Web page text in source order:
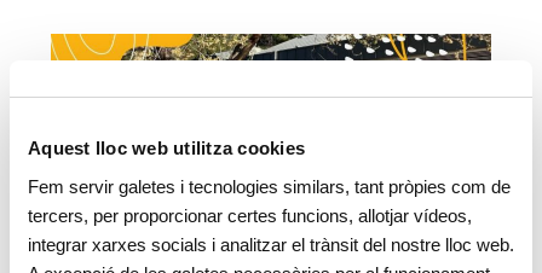
Aquest lloc web utilitza cookies
Fem servir galetes i tecnologies similars, tant pròpies com de
tercers, per proporcionar certes funcions, allotjar vídeos,
integrar xarxes socials i analitzar el trànsit del nostre lloc web.